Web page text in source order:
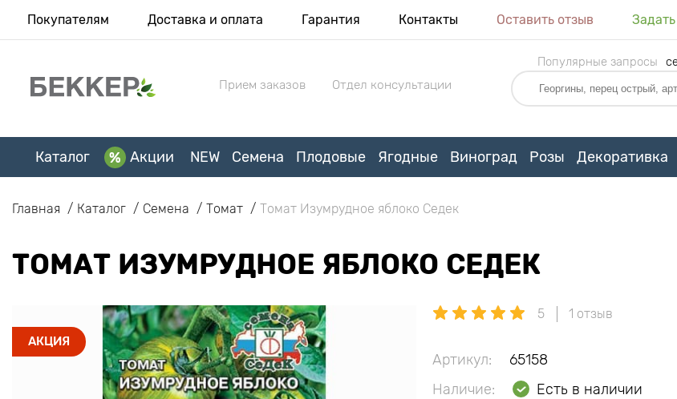
Покупателям Доставка и оплата Гарантия Контакты Оставить отзыв
Прием заказов Отдел консультации
Популярные запросы
Каталог Акции NEW Семена Плодовые Ягодные Виноград Розы Декоративка
Главная Каталог Семена Томат Томат Изумрудное яблоко Седек
ТОМАТ ИЗУМРУДНОЕ ЯБЛОКО СЕДЕК
АКЦИЯ
5 1 отзыв
Артикул:
65158
Наличие:
Есть в наличии